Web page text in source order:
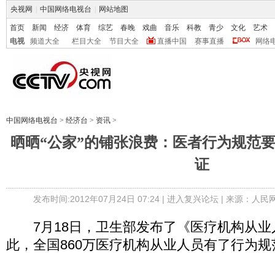
央视网 中国网络电视台 网站地图
首页 新闻 经济 体育 综艺 春晚 戏曲 音乐 科教 青少 文化
艺术
电视
频道大全 栏目大全 节目大全 直播中国 赛事直播 网络
中国网络电视台 > 经济台 > 资讯 >
晒晒“公家”的铺张浪费：医者行为规范
证
发布时间:2012年07月24日 07:24 | 进入复兴论坛| 来源：人民
7月18日，卫生部发布了《医疗机构从业
此，全国860万医疗机构从业人员有了行为